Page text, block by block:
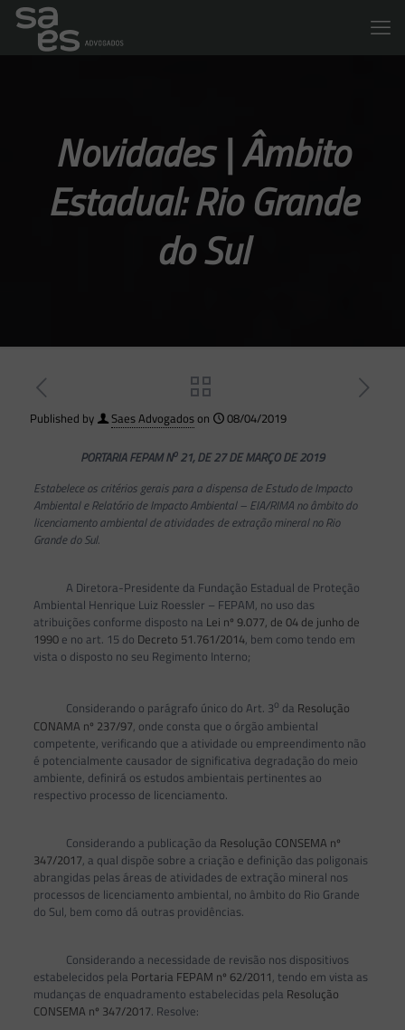
Novidades | Âmbito
Estadual: Rio Grande
do Sul
Published by Saes Advogadoson 08/04/2019
PORTARIA FEPAM No 21, DE 27 DE MARÇO DE 2019
Estabelece os critérios gerais para a dispensa de Estudo de Impacto
Ambiental e Relatório de Impacto Ambiental – EIA/RIMA no âmbito do
licenciamento ambiental de atividades de extração mineral no Rio
Grande do Sul.
A Diretora-Presidente da Fundação Estadual de Proteção
Ambiental Henrique Luiz Roessler – FEPAM, no uso das
atribuições conforme disposto na Lei nº 9.077, de 04 de junho de
1990e no art. 15 do Decreto 51.761/2014, bem como tendo em
vista o disposto no seu Regimento Interno;
Considerando o parágrafo único do Art. 3o da Resolução
CONAMA nº 237/97, onde consta que o órgão ambiental
competente, verificando que a atividade ou empreendimento não
é potencialmente causador de significativa degradação do meio
ambiente, definirá os estudos ambientais pertinentes ao
respectivo processo de licenciamento.
Considerando a publicação da Resolução CONSEMA nº
347/2017, a qual dispõe sobre a criação e definição das poligonais
abrangidas pelas áreas de atividades de extração mineral nos
processos de licenciamento ambiental, no âmbito do Rio Grande
do Sul, bem como dá outras providências.
Considerando a necessidade de revisão nos dispositivos
estabelecidos pela Portaria FEPAM nº 62/2011, tendo em vista as
mudanças de enquadramento estabelecidas pela Resolução
CONSEMA nº 347/2017. Resolve: